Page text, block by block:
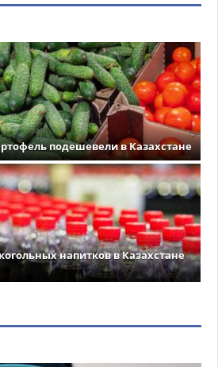
подешевели в Казахстане
напитков в Казахстане